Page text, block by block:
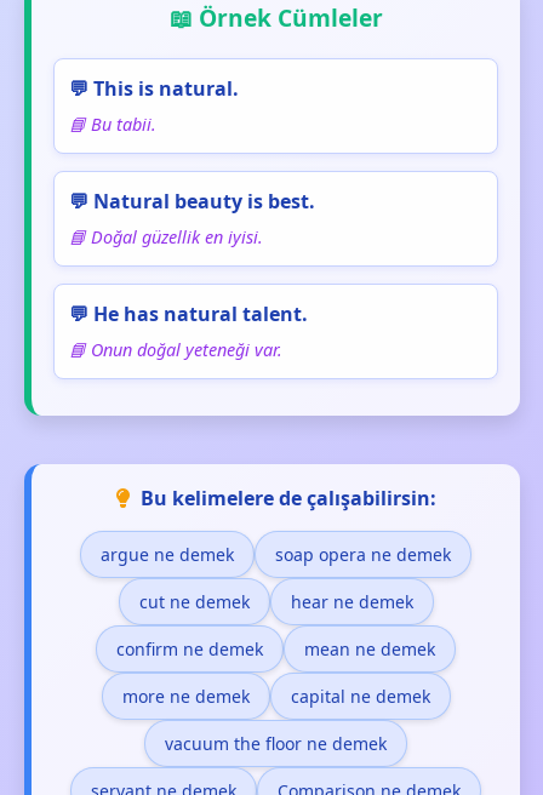
📖 Örnek Cümleler
💬 This is natural.
📘 Bu tabii.
💬 Natural beauty is best.
📘 Doğal güzellik en iyisi.
💬 He has natural talent.
📘 Onun doğal yeteneği var.
Bu kelimelere de çalışabilirsin:
argue ne demek soap opera ne demek
cut ne demek hear ne demek
confirm ne demek mean ne demek
more ne demek capital ne demek
vacuum the floor ne demek